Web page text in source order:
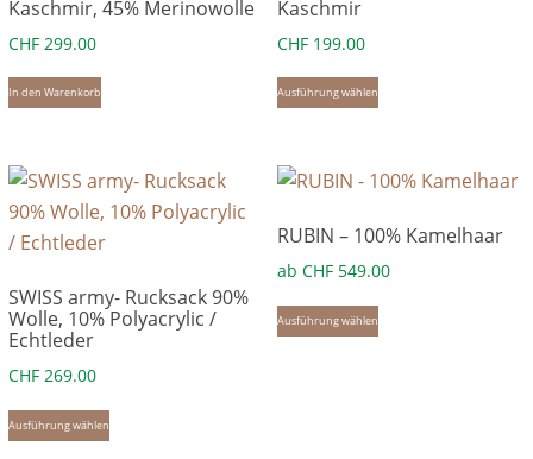
Kaschmir, 45% Merinowolle
CHF 299.00
In den Warenkorb
Kaschmir
CHF199.00
Ausführung wählenDieses
Produkt
mehrere
auf.
Die
können
SWISS army- Rucksack 90%
Wolle, 10% Polyacrylic /
Echtleder
CHF 269.00
Ausführung wählenDieses
Produkt
RUBIN – 100% Kamelhaar
ab CHF549.00
Ausführung wählenDieses
Produkt